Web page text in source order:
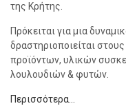
της Κρήτης.
Πρόκειται για μια
δραστηριοποιείται
προϊόντων, υλικών
λουλουδιών & φυτών.
Περισσότερα…